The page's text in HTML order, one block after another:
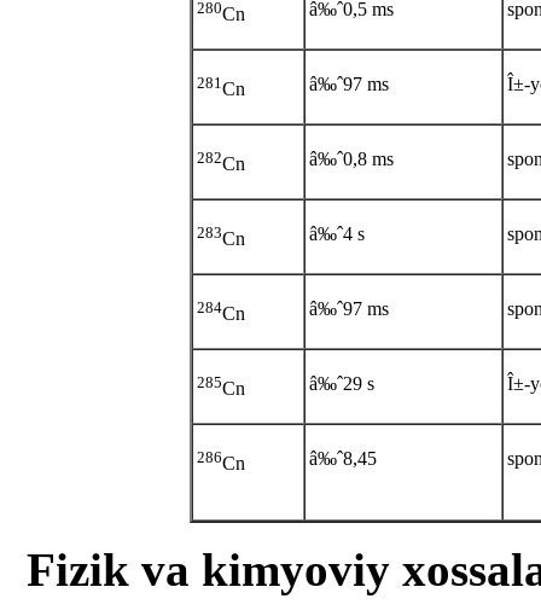
280Cn â‰ˆ0,5 ms
281Cn â‰ˆ97 ms Î±-
282Cn â‰ˆ0,8 ms
283Cn â‰ˆ4 s
284Cn â‰ˆ97 ms
285Cn â‰ˆ29 s Î±-
286Cn â‰ˆ8,45
Fizik va kimyoviy